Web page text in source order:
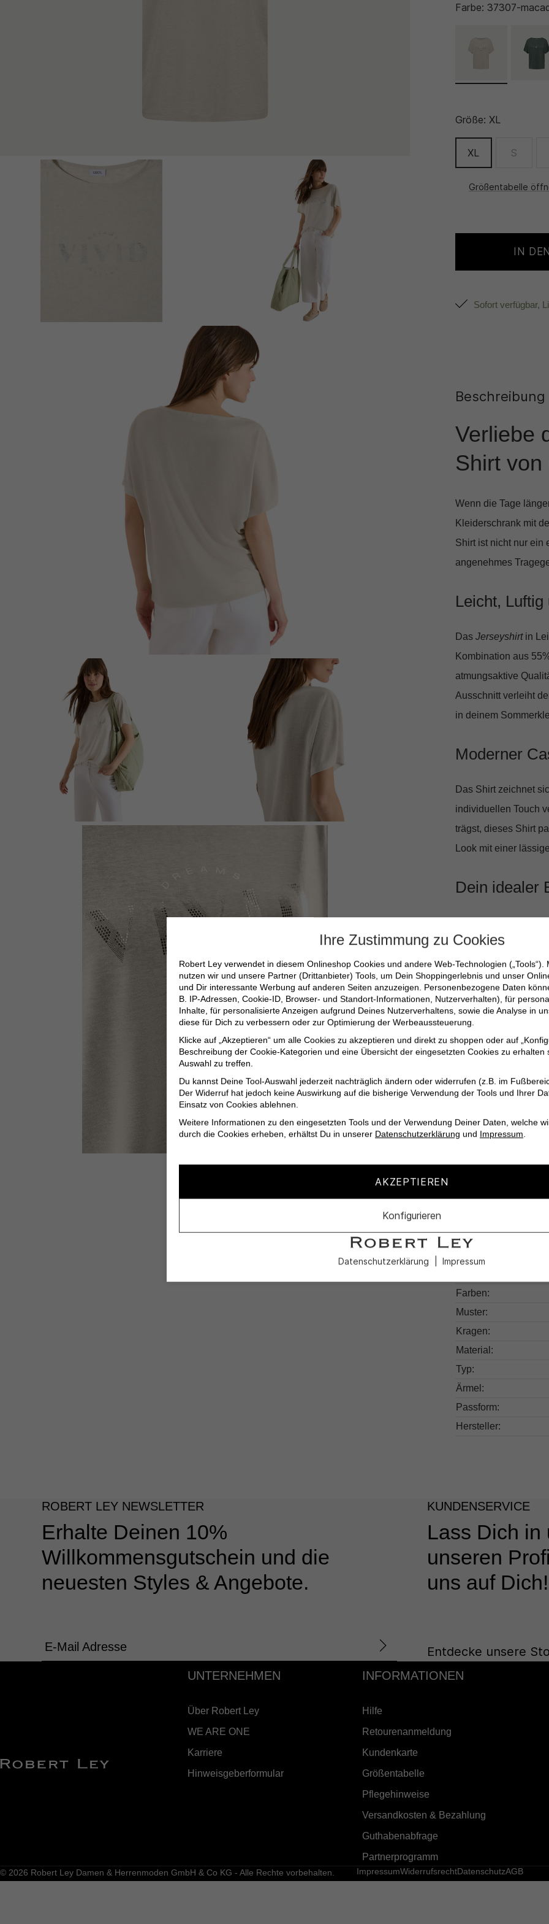
Farbe: 37307-
Größe: XL
XL S
Größentabelle
IN
Sofort verfügbar,
Beschreibung
Verliebe
Shirt von
Wenn die Tage
Kleiderschrank mit
Shirt ist nicht nur ein
angenehmes
Leicht,
Das Jerseyshirtin
Kombination aus
atmungsaktive
Ausschnittverleiht
in deinem
Moderner
Das Shirt zeichnet
individuellen Touch
trägst, dieses Shirt
Look mit einer
Dein idealer
Ob für einen
einen spontanen
Gelegenheit tragen
die deine
Leichtes Material
Stilvoller U-Boot-
Einzigartiges
Ideal für den
Perfekt für warme
Verpasse nicht die
CECIL zu
Produktdetails
Farben:
Muster:
Kragen:
Material:
Typ:
Ärmel:
Passform:
Hersteller:
ROBERT LEY NEWSLETTER
Erhalte Deinen 10%
Willkommensgutschein und die
neuesten Styles & Angebote.
E-Mail Adresse
KUNDENSERVICE
Lass Dich in
unseren
uns auf Dich!
Entdecke unsere
UNTERNEHMEN
Über Robert Ley
WE ARE ONE
Karriere
Hinweisgeberformular
INFORMATIONEN
Hilfe
Retourenanmeldung
Kundenkarte
Größentabelle
Pflegehinweise
Versandkosten & Bezahlung
Guthabenabfrage
Partnerprogramm
© 2026 Robert Ley Damen & Herrenmoden GmbH & Co KG - Alle Rechte vorbehalten. ImpressumWiderrufsrechtDatenschutzAGB
Ihre Zustimmung zu Cookies
Robert Ley verwendet in diesem Onlineshop Cookies und andere Web-Technologien („Tools“).
nutzen wir und unsere Partner (Drittanbieter) Tools, um Dein Shoppingerlebnis und unser
und Dir interessante Werbung auf anderen Seiten anzuzeigen. Personenbezogene Daten
B. IP-Adressen, Cookie-ID, Browser- und Standort-Informationen, Nutzerverhalten), für
Inhalte, für personalisierte Anzeigen aufgrund Deines Nutzerverhaltens, sowie die Analyse in
diese für Dich zu verbessern oder zur Optimierung der Werbeaussteuerung.
Klicke auf „Akzeptieren“ um alle Cookies zu akzeptieren und direkt zu shoppen oder auf
Beschreibung der Cookie-Kategorien und eine Übersicht der eingesetzten Cookies zu erhalten
Auswahl zu treffen.
Du kannst Deine Tool-Auswahl jederzeit nachträglich ändern oder widerrufen (z.B. im
Der Widerruf hat jedoch keine Auswirkung auf die bisherige Verwendung der Tools und Ihrer
Einsatz von Cookies ablehnen.
Weitere Informationen zu den eingesetzten Tools und der Verwendung Deiner Daten, welche
durch die Cookies erheben, erhältst Du in unserer Datenschutzerklärung und Impressum.
AKZEPTIEREN
Konfigurieren
Datenschutzerklärung Impressum